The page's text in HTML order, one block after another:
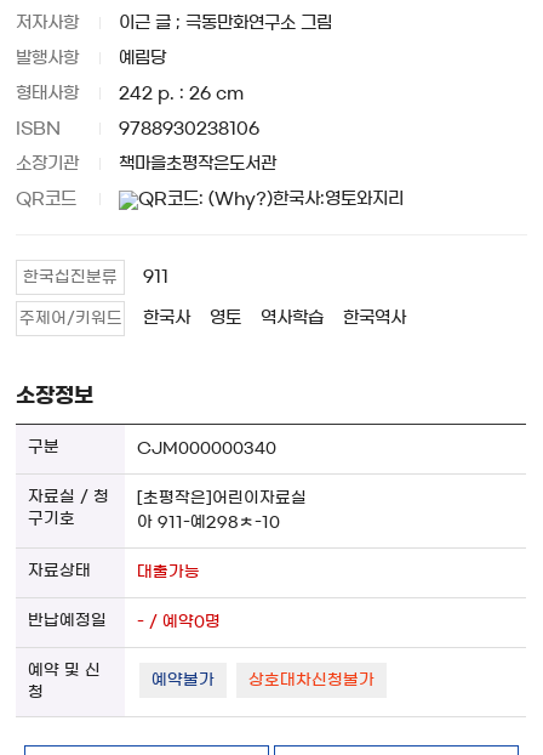
저자사항 이근 글 ; 극동만화연구소 그림
발행사항 예림당
형태사항 242 p. : 26 cm
ISBN 9788930238106
소장기관 책마을초평작은도서관
QR코드
한국십진분류 911
주제어/키워드 한국사 영토 역사학습 한국역사
소장정보
CJM000000340
[초평작은]어린이자료실
아 911-예298ㅊ-10
대출가능
- / 예약0명
예약불가 상호대차신청불가